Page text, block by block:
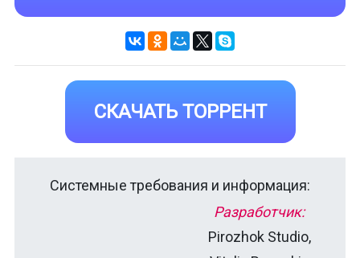
СКАЧАТЬ ТОРРЕНТ
Системные требования и информация:
Разработчик:
Pirozhok Studio,